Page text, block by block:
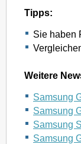
Tipps:
Sie haben
Weitere
Samsung
Samsung
Samsung
Samsung